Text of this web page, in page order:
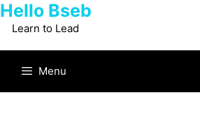
Hello Bseb
Learn to Lead
Menu